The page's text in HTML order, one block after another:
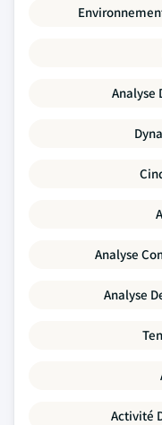
Analyse
Analyse
Analyse
Activité